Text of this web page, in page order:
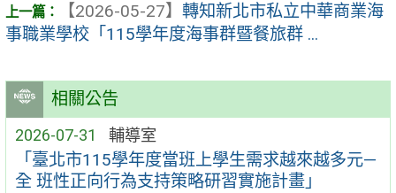
相關公告
2026-07-31 輔導室
「臺北市115學年度當班上學生需求越來越多元—
全 班性正向行為支持策略研習實施計畫」
【2026-05-27】 轉知新北市私立中華商業海
事職業學校「115學年度海事群暨餐旅群 ...